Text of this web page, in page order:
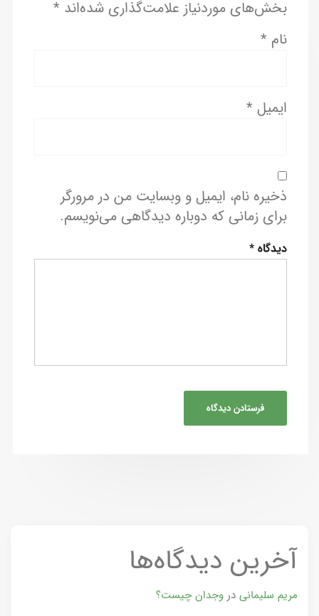
بخش‌های موردنیاز علامت‌گذاری شده‌اند *
نام *
ایمیل *
ذخیره نام، ایمیل و وبسایت من در مرورگر
برای زمانی که دوباره دیدگاهی می‌نویسم.
دیدگاه*
آخرین دیدگاه‌ها
مریم سلیمانی در وجدان چیست؟